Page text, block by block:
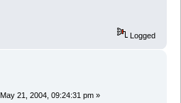
Logged
May 21, 2004, 09:24:31 pm »